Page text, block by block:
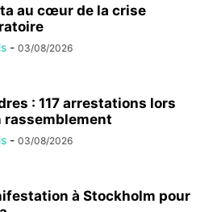
au cœur de la crise
- 03/08/2026
: 117 arrestations lors
rassemblement
- 03/08/2026
à Stockholm pour